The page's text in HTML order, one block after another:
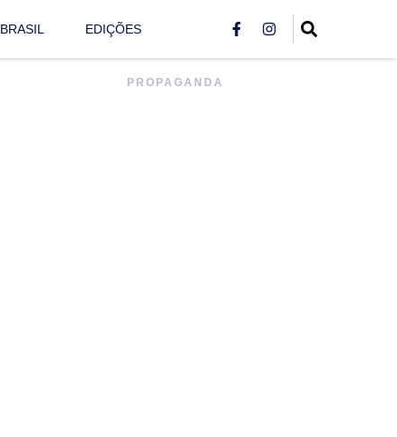
BRASIL EDIÇÕES
PROPAGANDA